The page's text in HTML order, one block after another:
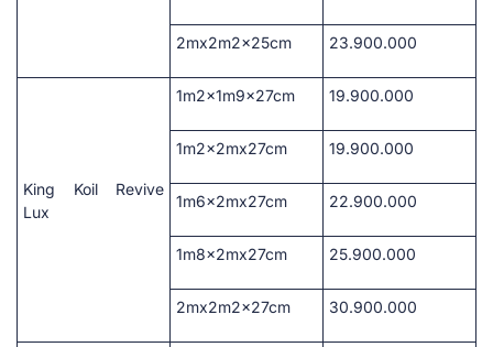
2mx2m2x25cm 23.900.000
King Koil Revive
Lux
1m2x1m9x27cm 19.900.000
1m2x2mx27cm 19.900.000
1m6x2mx27cm 22.900.000
1m8x2mx27cm 25.900.000
2mx2m2x27cm 30.900.000